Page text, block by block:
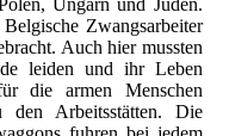
Ungarn und Juden.
Zwangsarbeiter
Auch hier mussten
leiden und ihr Leben
die armen Menschen
den Arbeitsstätten. Die